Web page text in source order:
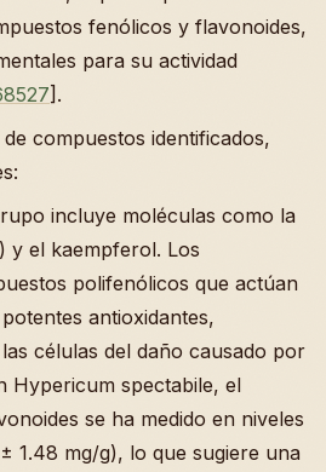
fenólicos y flavonoides,
para su actividad
].
compuestos identificados,
incluye moléculas como la
y el kaempferol. Los
polifenólicos que actúan
antioxidantes,
células del daño causado por
Hypericum spectabile, el
se ha medido en niveles
1.48 mg/g), lo que sugiere una